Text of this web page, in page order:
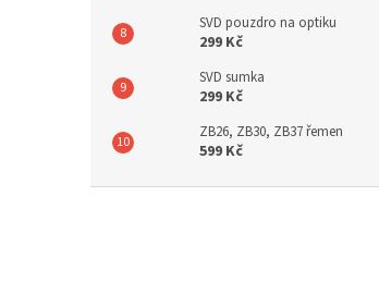
SVD pouzdro na optiku
299 Kč
SVD sumka
299 Kč
ZB26, ZB30, ZB37 řemen
599 Kč